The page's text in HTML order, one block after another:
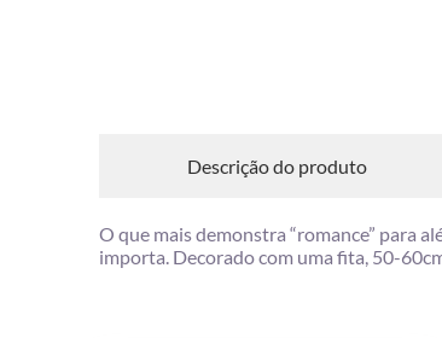
Descrição do produto
O que mais demonstra “romance” para
importa. Decorado com uma fita, 50-